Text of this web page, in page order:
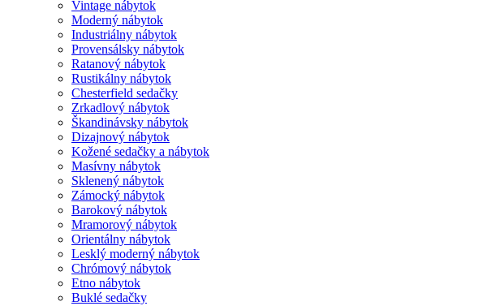
Vintage nábytok
Moderný nábytok
Industriálny nábytok
Provensálsky nábytok
Ratanový nábytok
Rustikálny nábytok
Chesterfield sedačky
Zrkadlový nábytok
Škandinávsky nábytok
Dizajnový nábytok
Kožené sedačky a nábytok
Masívny nábytok
Sklenený nábytok
Zámocký nábytok
Barokový nábytok
Mramorový nábytok
Orientálny nábytok
Lesklý moderný nábytok
Chrómový nábytok
Etno nábytok
Buklé sedačky